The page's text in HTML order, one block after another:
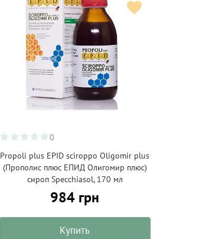
0
Propoli plus EPID sciroppo Oligomir plus
(Прополис плюс ЕПИД Олигомир плюс)
сироп Specchiasol, 170 мл
984 грн
Купить